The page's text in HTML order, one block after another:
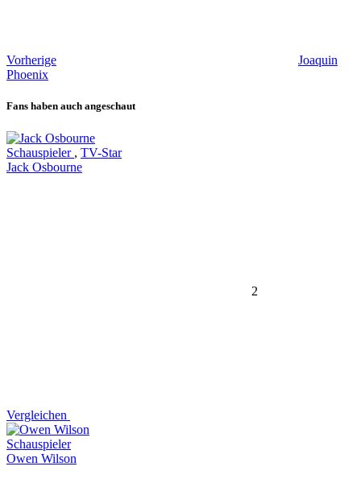
Vorherige
Joaquin
Phoenix
Fans haben auch angeschaut
Schauspieler , TV-Star
Jack Osbourne
2
Vergleichen
Schauspieler
Owen Wilson